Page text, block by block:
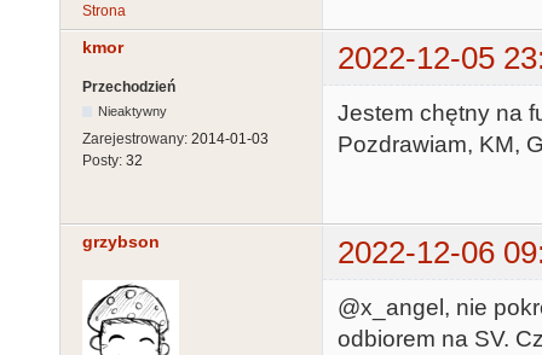
Strona
kmor 2022-12-05
Przechodzień
Nieaktywny
Zarejestrowany: 2014-01-03
Posty: 32
Jestem chętny na
Pozdrawiam, KM,
grzybson 2022-12-06
@x_angel, nie
odbiorem na SV.